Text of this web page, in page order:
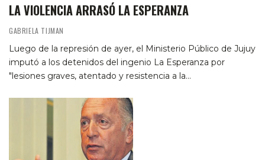
LA VIOLENCIA ARRASÓ LA ESPERANZA
GABRIELA TIJMAN
Luego de la represión de ayer, el Ministerio Público de Jujuy
imputó a los detenidos del ingenio La Esperanza por
"lesiones graves, atentado y resistencia a la…